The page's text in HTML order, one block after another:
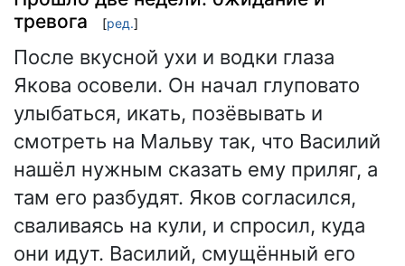
тревога
[ред.]
После вкусной ухи и водки глаза
Якова осовели. Он начал глуповато
улыбаться, икать, позёвывать и
смотреть на Мальву так, что Василий
нашёл нужным сказать ему приляг, а
там его разбудят. Яков согласился,
сваливаясь на кули, и спросил, куда
они идут. Василий, смущённый его